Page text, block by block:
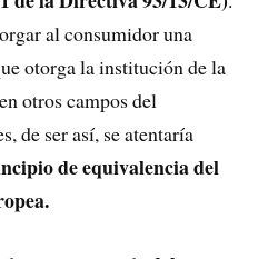
al consumidor una
otorga la institución de la
otros campos del
de ser así, se atentaría
de equivalencia del